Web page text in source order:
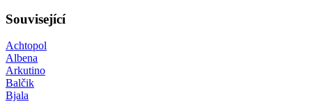
Související
Achtopol
Albena
Arkutino
Balčik
Bjala